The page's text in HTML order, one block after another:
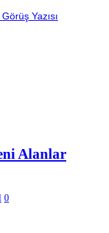
Yazısı
Alanlar
0